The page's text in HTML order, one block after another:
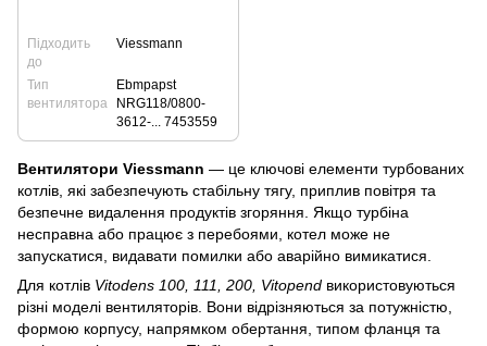
Підходить
до
Viessmann
Тип
вентилятора
Ebmpapst
NRG118/0800-
3612-... 7453559
Вентилятори Viessmann — це ключові елементи турбованих
котлів, які забезпечують стабільну тягу, приплив повітря та
безпечне видалення продуктів згоряння. Якщо турбіна
несправна або працює з перебоями, котел може не
запускатися, видавати помилки або аварійно вимикатися.
Для котлів Vitodens 100, 111, 200, Vitopend використовуються
різні моделі вентиляторів. Вони відрізняються за потужністю,
формою корпусу, напрямком обертання, типом фланця та